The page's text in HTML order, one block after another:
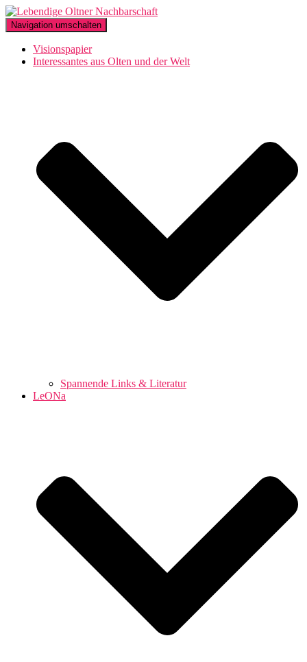
Navigation umschalten
Visionspapier
Interessantes aus Olten und der Welt
Spannende Links & Literatur
LeONa